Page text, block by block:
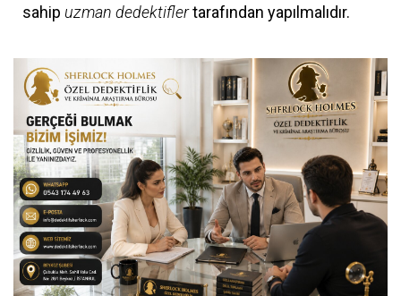
sahip uzman dedektiflertarafından yapılmalıdır.